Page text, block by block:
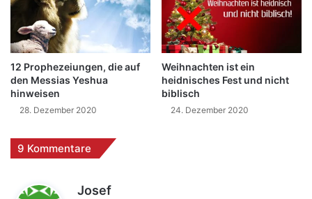
12 Prophezeiungen, die auf
den Messias Yeshua
hinweisen
28. Dezember 2020
Weihnachten ist ein
heidnisches Fest und nicht
biblisch
24. Dezember 2020
9 Kommentare
Josef